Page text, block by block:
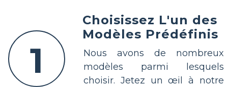
1
Choisissez L'un des
Modèles Prédéfinis
Nous avons de nombreux
modèles parmi lesquels
choisir. Jetez un œil à notre